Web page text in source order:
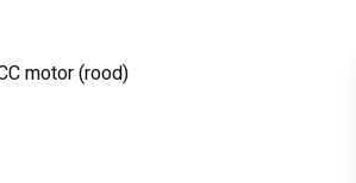
motor (rood)